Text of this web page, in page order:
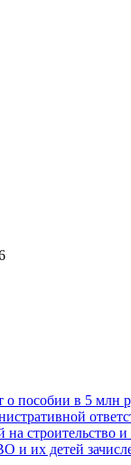
о пособии в 5 млн
строительство
и их детей